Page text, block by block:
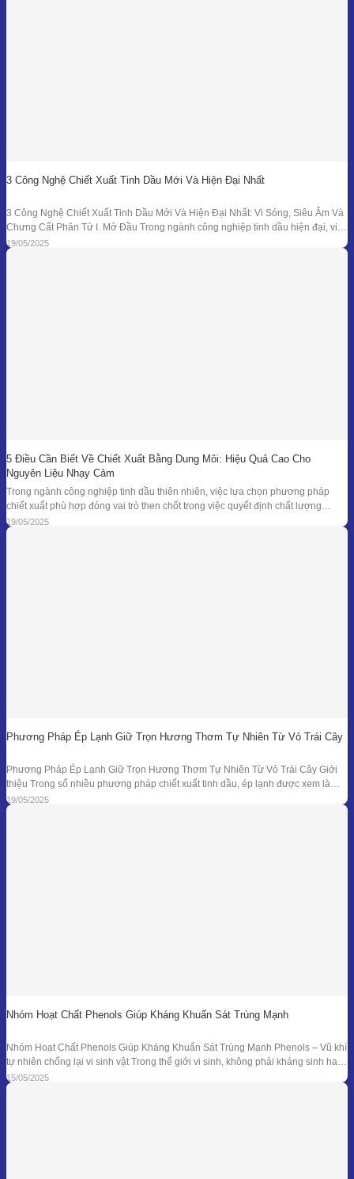
3 Công Nghệ Chiết Xuất Tinh Dầu Mới Và Hiện Đại Nhất
3 Công Nghệ Chiết Xuất Tinh Dầu Mới Và Hiện Đại Nhất: Vi Sóng, Siêu Âm Và
Chưng Cất Phân Tử I. Mở Đầu Trong ngành công nghiệp tinh dầu hiện đại, việc
tối ưu hóa hiệu suất chiết xuất, giữ nguyên hương thơm và hoạt chất trị liệu là
mục tiêu hàng đầu. Bên
19/05/2025
5 Điều Cần Biết Về Chiết Xuất Bằng Dung Môi: Hiệu Quả Cao Cho
Nguyên Liệu Nhạy Cảm
Trong ngành công nghiệp tinh dầu thiên nhiên, việc lựa chọn phương pháp
chiết xuất phù hợp đóng vai trò then chốt trong việc quyết định chất lượng
thành phẩm – đặc biệt là đối với những loại nguyên liệu cao cấp và nhạy cảm.
Khi các phương pháp truyền thống như chưng cất lôi
19/05/2025
Phương Pháp Ép Lạnh Giữ Trọn Hương Thơm Tự Nhiên Từ Vỏ Trái Cây
Phương Pháp Ép Lạnh Giữ Trọn Hương Thơm Tự Nhiên Từ Vỏ Trái Cây Giới
thiệu Trong số nhiều phương pháp chiết xuất tinh dầu, ép lạnh được xem là
một trong những kỹ thuật đối với nguyên liệu đặc thù – đặc biệt là vỏ các loại
quả có mùi hương tươi mát như
19/05/2025
Nhóm Hoạt Chất Phenols Giúp Kháng Khuẩn Sát Trùng Mạnh
Nhóm Hoạt Chất Phenols Giúp Kháng Khuẩn Sát Trùng Mạnh Phenols – Vũ khí
tự nhiên chống lại vi sinh vật Trong thế giới vi sinh, không phải kháng sinh hay
hóa chất tổng hợp mới là “anh hùng” duy nhất. Từ hàng ngàn năm trước, các
nền y học cổ đại đã sử dụng tinh dầu
15/05/2025